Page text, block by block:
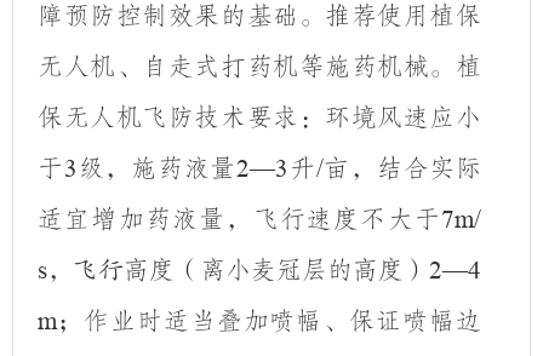
障预防控制效果的基础。推荐使用植保
无人机、自走式打药机等施药机械。 植
保无人机飞防技术 要求 ： 环境风速应小
于3 级，施药液量2—3 升/亩 ， 结合实际
适宜 增加药液量，飞行速度不大于7m/
s， 飞行高度（离小麦冠层的高度） 2—4
m；作业时适当叠加喷幅、保证喷幅边